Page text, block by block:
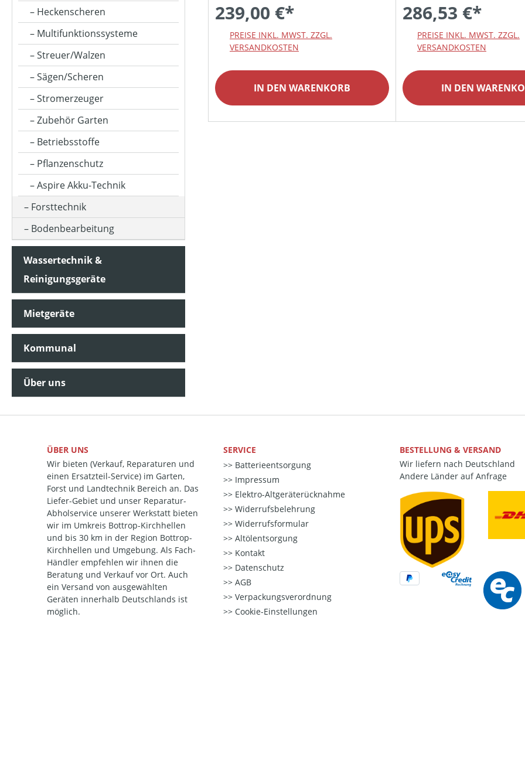
MATERIALART
MOTORLEISTUNG (IN UMDREHUNGEN/MIN)
MOTORLEISTUNG (IN WATT)
MOTORLEISTUNG (IN KW)
MOTORTYP (HERSTELLERBEZEICHNUNG)
PREIS
Heckenscheren
Multifunktionssysteme
Streuer/Walzen
Sägen/Scheren
Stromerzeuger
Zubehör Garten
Betriebsstoffe
Pflanzenschutz
Aspire Akku-Technik
Forsttechnik
Bodenbearbeitung
Wassertechnik &
Reinigungsgeräte
Mietgeräte
Kommunal
Über uns
239,00 €*
PREISE INKL. MWST. ZZGL.
VERSANDKOSTEN
IN DEN WARENKORB
286,53 €*
PREISE INKL. MWST. ZZGL.
VERSANDKOSTEN
IN DEN
ÜBER UNS
Wir bieten (Verkauf, Reparaturen und
einen Ersatzteil-Service) im Garten,
Forst und Landtechnik Bereich an. Das
Liefer-Gebiet und unser Reparatur-
Abholservice unserer Werkstatt bieten
wir im Umkreis Bottrop-Kirchhellen
und bis 30 km in der Region Bottrop-
Kirchhellen und Umgebung. Als Fach-
Händler empfehlen wir ihnen die
Beratung und Verkauf vor Ort. Auch
ein Versand von ausgewählten
Geräten innerhalb Deutschlands ist
möglich.
SERVICE
Batterieentsorgung
Impressum
Elektro-Altgeräterücknahme
Widerrufsbelehrung
Widerrufsformular
Altölentsorgung
Kontakt
Datenschutz
AGB
Verpackungsverordnung
Cookie-Einstellungen
BESTELLUNG & VERSAND
Wir liefern nach Deutschland
Andere Länder auf Anfrage